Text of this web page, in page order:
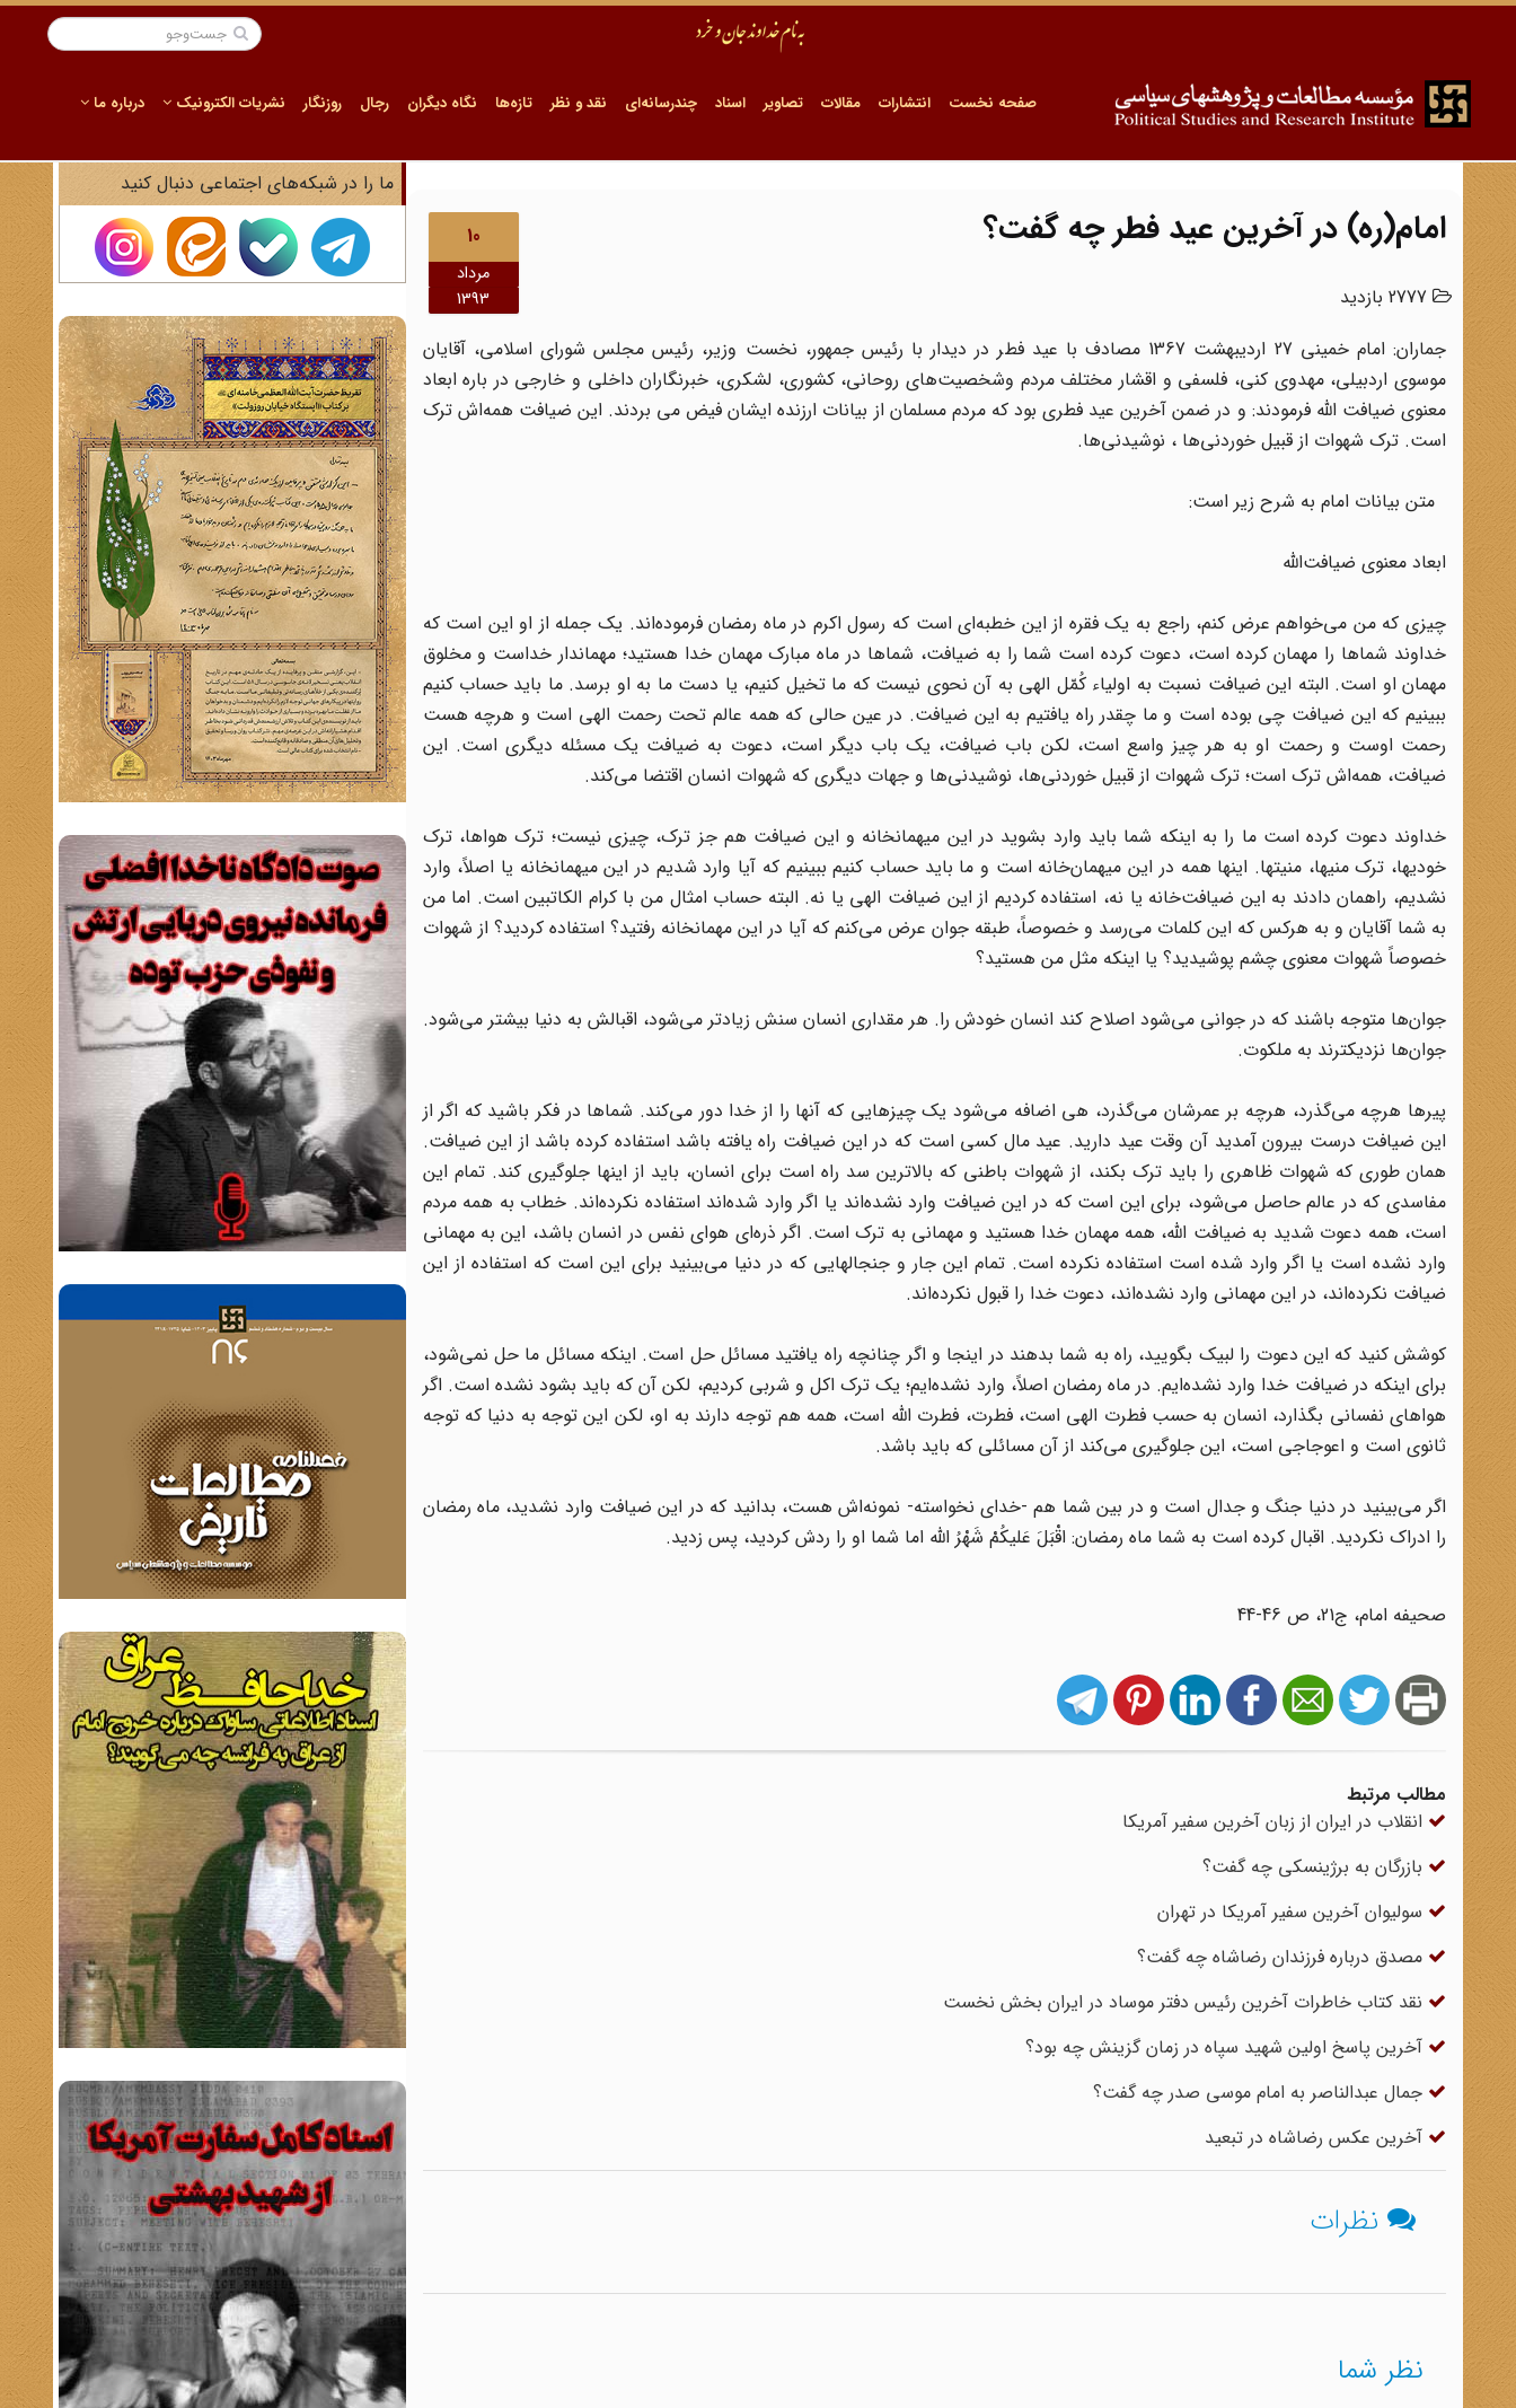
صفحه نخست انتشارات مقالات تصاویر اسناد چندرسانه‌ای نقد و نظر تازه‌ها نگاه دیگران رجال روزنگار نشریات الکترونیک درباره ما
10
مرداد
1393
امام(ره) در آخرین عید فطر چه گفت؟
جماران: امام خمینی 27 اردیبهشت 1367 مصادف با عید فطر در دیدار با رئیس جمهور، نخست وزیر، رئیس مجلس شورای اسلامی، آقایان
موسوی اردبیلی، مهدوی کنی، فلسفی و اقشار مختلف مردم و‌شخصیت‌های روحانی، کشوری، لشکری، خبرنگاران داخلی و خارجی در باره ابعاد
معنوی ضیافت الله فرمودند: و در ضمن آخرین عید فطری بود که مردم مسلمان از بیانات ارزنده ایشان فیض می بردند. این ضیافت همه‌اش ترک
است. ترک شهوات از قبیل خوردنی‌ها ، نوشیدنی‌ها.
متن بیانات امام به شرح زیر است:
ابعاد معنوی ضیافت‌الله
چیزی که من می‌خواهم عرض کنم، راجع به یک فقره از این خطبه‌ای است که رسول اکرم در ماه رمضان فرموده‌اند. یک جمله از او این است که
خداوند شماها را مهمان کرده است، دعوت کرده است شما را به ضیافت، شماها در ماه مبارک مهمان خدا هستید؛ مهماندار خداست و مخلوق
مهمان او است. البته این ضیافت نسبت به اولیاء کُمّل الهی به آن نحوی نیست که ما تخیل کنیم، یا دست ما به او برسد. ما باید حساب کنیم
ببینیم که این ضیافت چی بوده است و ما چقدر راه یافتیم به این ضیافت. در عین حالی که همه عالم تحت رحمت الهی است و هرچه هست
رحمت اوست و رحمت او به هر چیز واسع است، لکن باب ضیافت، یک باب دیگر است، دعوت به ضیافت یک مسئله دیگری است. این
ضیافت، همه‌اش ترک است؛ ترک شهوات از قبیل خوردنی‌ها، نوشیدنی‌ها و جهات دیگری که شهوات انسان اقتضا می‌کند.
خداوند دعوت کرده است ما را به اینکه شما باید وارد بشوید در این میهمانخانه و این ضیافت هم جز ترک، چیزی نیست؛ ترک هواها، ترک
خودیها، ترک منیها، منیتها. اینها همه در این میهمان‌خانه است و ما باید حساب کنیم ببینیم که آیا وارد شدیم در این میهمانخانه یا اصلاً، وارد
نشدیم، راهمان دادند به این ضیافت‌خانه یا نه، استفاده کردیم از این ضیافت الهی یا نه. البته حساب امثال من با کرام الکاتبین است. اما من
به شما آقایان و به هرکس که این کلمات می‌رسد و خصوصاً، طبقه جوان عرض می‌کنم که آیا در این مهمانخانه رفتید؟ استفاده کردید؟ از شهوات
خصوصاً شهوات معنوی چشم پوشیدید؟ یا اینکه مثل من هستید؟
جوان‌ها متوجه باشند که در جوانی می‌شود اصلاح کند انسان خودش را. هر مقداری انسان سنش زیادتر می‌شود، اقبالش به دنیا بیشتر می‌شود.
جوان‌ها نزدیکترند به ملکوت.
پیرها هرچه می‌گذرد، هرچه بر عمرشان می‌گذرد، هی اضافه می‌شود یک چیزهایی که آنها را از خدا دور می‌کند. شماها در فکر باشید که اگر از
این ضیافت درست بیرون آمدید آن وقت عید دارید. عید مال کسی است که در این ضیافت راه یافته باشد استفاده کرده باشد از این ضیافت.
همان طوری که شهوات ظاهری را باید ترک بکند، از شهوات باطنی که بالاترین سد راه است برای انسان، باید از اینها جلوگیری کند. تمام این
مفاسدی که در عالم حاصل می‌شود، برای این است که در این ضیافت وارد نشده‌اند یا اگر وارد شده‌اند استفاده نکرده‌اند. خطاب به همه مردم
است، همه دعوت شدید به ضیافت الله، همه مهمان خدا هستید و مهمانی به ترک است. اگر ذره‌ای هوای نفس در انسان باشد، این به مهمانی
وارد نشده است یا اگر وارد شده است استفاده نکرده است. تمام این جار و جنجالهایی که در دنیا می‌بینید برای این است که استفاده از این
ضیافت نکرده‌اند، در این مهمانی وارد نشده‌اند، دعوت خدا را قبول نکرده‌اند.
کوشش کنید که این دعوت را لبیک بگویید، راه به شما بدهند در اینجا و اگر چنانچه راه یافتید مسائل حل است. اینکه مسائل ما حل نمی‌شود،
برای اینکه در ضیافت خدا وارد نشده‌ایم. در ماه رمضان اصلاً، وارد نشده‌ایم؛ یک ترک اکل و شربی کردیم، لکن آن که باید بشود نشده است. اگر
هواهای نفسانی بگذارد، انسان به حسب فطرت الهی است، فطرت، فطرت الله است، همه هم توجه دارند به او، لکن این توجه به دنیا که توجه
ثانوی است و اعوجاجی است، این جلوگیری می‌کند از آن مسائلی که باید باشد.
اگر می‌بینید در دنیا جنگ و جدال است و در بین شما هم -‌خدای نخواسته‌- نمونه‌اش هست، بدانید که در این ضیافت وارد نشدید، ماه رمضان
را ادراک نکردید. اقبال کرده است به شما ماه رمضان: اقْبَلَ عَلیکُمْ شَهْرُ الله‌ اما شما او را ردش کردید، پس زدید.
صحیفه امام، ج21، ص 46-44
مطالب مرتبط
انقلاب در ایران از زبان آخرین سفیر آمریکا
بازرگان به برژینسکی چه گفت؟
سولیوان آخرین سفیر آمریکا در تهران
مصدق درباره فرزندان رضاشاه چه گفت؟
نقد کتاب خاطرات آخرین رئیس دفتر موساد در ایران بخش نخست
آخرین پاسخ اولین شهید سپاه در زمان گزینش چه بود؟
جمال عبد‌الناصر به امام موسی صدر چه گفت؟
آخرین عکس رضاشاه در تبعید
نظرات
نظر شما
ما را در شبکه‌های اجتماعی دنبال کنید